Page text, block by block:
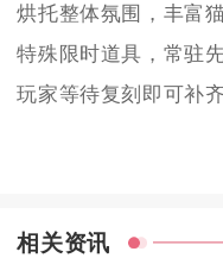
烘托整体氛围，丰富
特殊限时道具，常驻
玩家等待复刻即可补
相关资讯